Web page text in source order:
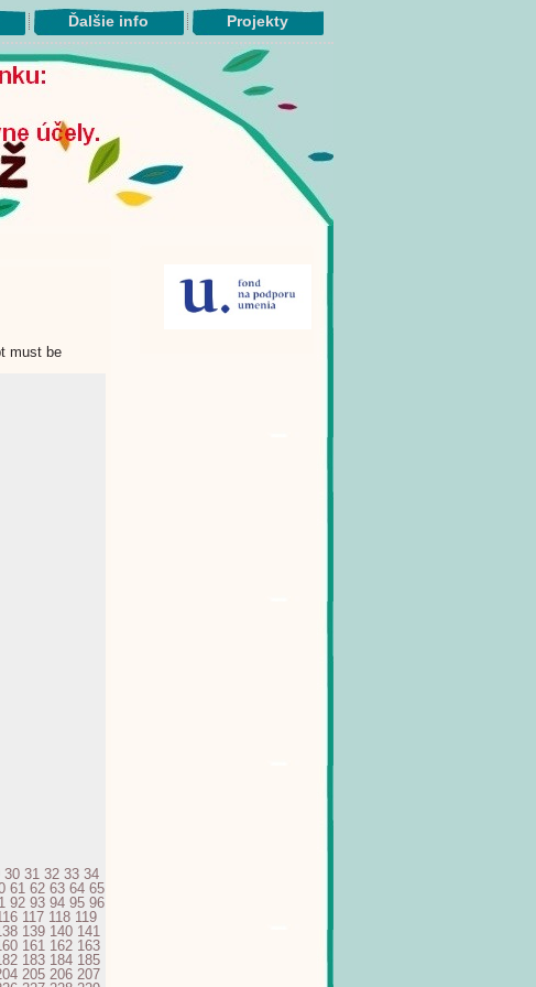
Ďalšie info Projekty
must be
30 31 32 33 34
61 62 63 64 65
92 93 94 95 96
117 118 119
139 140 141
161 162 163
183 184 185
205 206 207